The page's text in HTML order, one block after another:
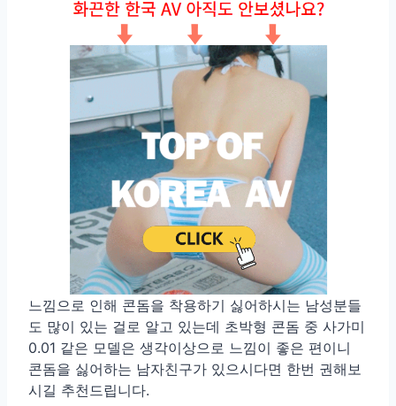
느낌으로 인해 콘돔을 착용하기 싫어하시는 남성분들
도 많이 있는 걸로 알고 있는데 초박형 콘돔 중 사가미
0.01 같은 모델은 생각이상으로 느낌이 좋은 편이니
콘돔을 싫어하는 남자친구가 있으시다면 한번 권해보
시길 추천드립니다.